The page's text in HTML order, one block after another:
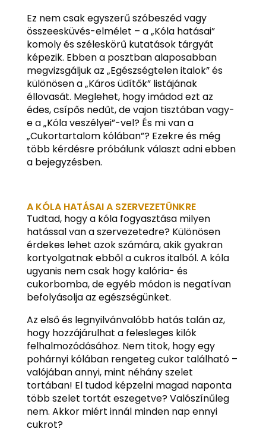
Ez nem csak egyszerű szóbeszéd vagy
összeesküvés-elmélet – a „Kóla hatásai”
komoly és széleskörű kutatások tárgyát
képezik. Ebben a posztban alaposabban
megvizsgáljuk az „Egészségtelen italok” és
különösen a „Káros üdítők” listájának
éllovasát. Meglehet, hogy imádod ezt az
édes, csípős nedűt, de vajon tisztában vagy-
e a „Kóla veszélyei”-vel? És mi van a
„Cukortartalom kólában”? Ezekre és még
több kérdésre próbálunk választ adni ebben
a bejegyzésben.
A KÓLA HATÁSAI A SZERVEZETÜNKRE
Tudtad, hogy a kóla fogyasztása milyen
hatással van a szervezetedre? Különösen
érdekes lehet azok számára, akik gyakran
kortyolgatnak ebből a cukros italból. A kóla
ugyanis nem csak hogy kalória- és
cukorbomba, de egyéb módon is negatívan
befolyásolja az egészségünket.
Az első és legnyilvánvalóbb hatás talán az,
hogy hozzájárulhat a felesleges kilók
felhalmozódásához. Nem titok, hogy egy
pohárnyi kólában rengeteg cukor található –
valójában annyi, mint néhány szelet
tortában! El tudod képzelni magad naponta
több szelet tortát eszegetve? Valószínűleg
nem. Akkor miért innál minden nap ennyi
cukrot?